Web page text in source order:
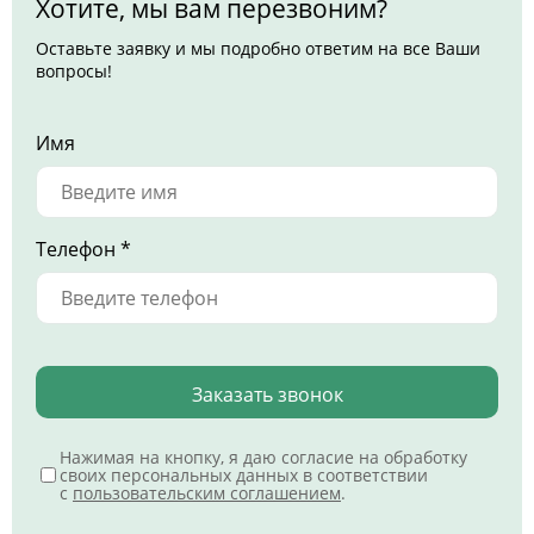
Хотите, мы вам перезвоним?
Оставьте заявку и мы подробно ответим на все Ваши
вопросы!
Имя
Телефон *
Заказать звонок
Нажимая на кнопку, я даю согласие на обработку
своих персональных данных в соответствии
с пользовательским соглашением.